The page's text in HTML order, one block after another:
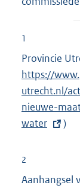
1
Provincie
https://
utrecht.nl/
nieuwe-
water
)
2
Aanhangsel